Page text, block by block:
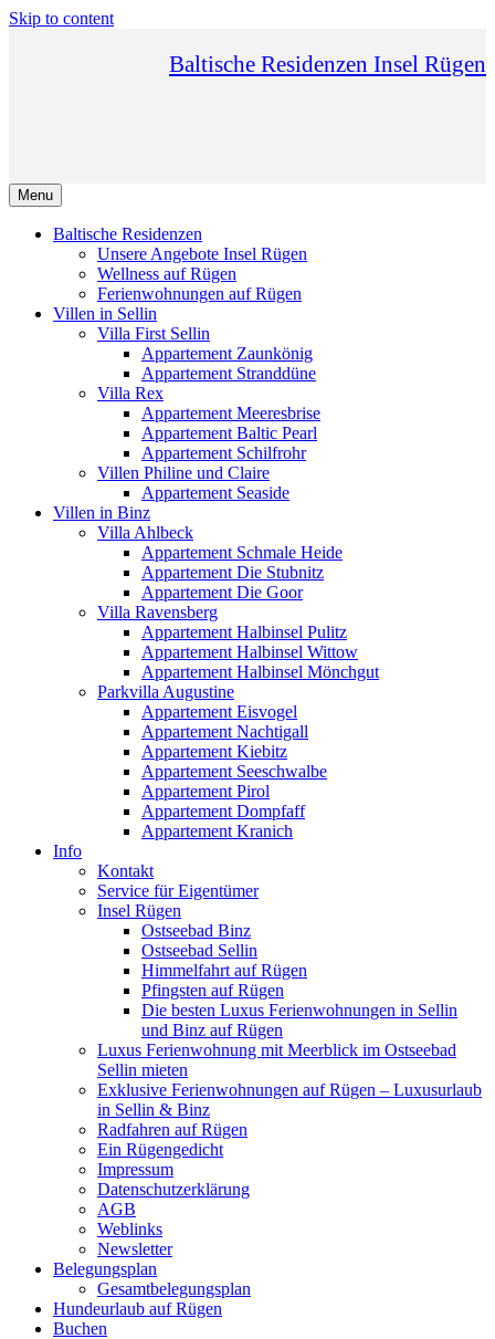
Skip to content
Baltische Residenzen Insel Rügen
Menu
Baltische Residenzen
Unsere Angebote Insel Rügen
Wellness auf Rügen
Ferienwohnungen auf Rügen
Villen in Sellin
Villa First Sellin
Appartement Zaunkönig
Appartement Stranddüne
Villa Rex
Appartement Meeresbrise
Appartement Baltic Pearl
Appartement Schilfrohr
Villen Philine und Claire
Appartement Seaside
Villen in Binz
Villa Ahlbeck
Appartement Schmale Heide
Appartement Die Stubnitz
Appartement Die Goor
Villa Ravensberg
Appartement Halbinsel Pulitz
Appartement Halbinsel Wittow
Appartement Halbinsel Mönchgut
Parkvilla Augustine
Appartement Eisvogel
Appartement Nachtigall
Appartement Kiebitz
Appartement Seeschwalbe
Appartement Pirol
Appartement Dompfaff
Appartement Kranich
Info
Kontakt
Service für Eigentümer
Insel Rügen
Ostseebad Binz
Ostseebad Sellin
Himmelfahrt auf Rügen
Pfingsten auf Rügen
Die besten Luxus Ferienwohnungen in Sellin
und Binz auf Rügen
Luxus Ferienwohnung mit Meerblick im Ostseebad
Sellin mieten
Exklusive Ferienwohnungen auf Rügen – Luxusurlaub
in Sellin & Binz
Radfahren auf Rügen
Ein Rügengedicht
Impressum
Datenschutzerklärung
AGB
Weblinks
Newsletter
Belegungsplan
Gesamtbelegungsplan
Hundeurlaub auf Rügen
Buchen